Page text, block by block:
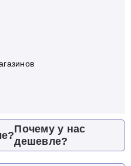
Почему у нас
дешевле?